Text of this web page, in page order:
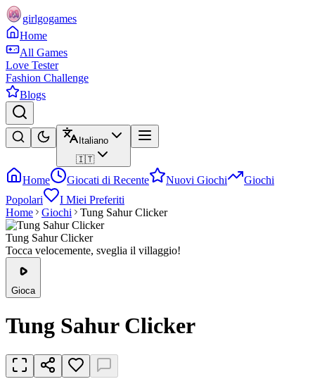
girlgogames
Home
All Games
Love Tester
Fashion Challenge
Blogs
Italiano
🇮🇹
Home Giocati di Recente Nuovi Giochi
Giochi
Popolari
I Miei Preferiti
Home
Giochi Tung Sahur Clicker
Tung Sahur Clicker
Tocca velocemente, sveglia il villaggio!
Gioca
Tung Sahur Clicker